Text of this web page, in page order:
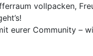
vollpacken,
eurer Community –